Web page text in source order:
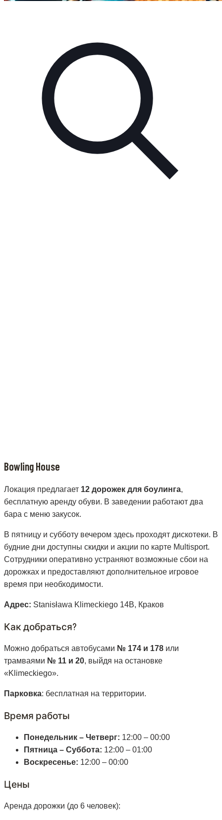
Bowling House
Локация предлагает 12 дорожек для боулинга,
бесплатную аренду обуви. В заведении работают два
бара с меню закусок.
В пятницу и субботу вечером здесь проходят дискотеки. В
будние дни доступны скидки и акции по карте Multisport.
Сотрудники оперативно устраняют возможные сбои на
дорожках и предоставляют дополнительное игровое
время при необходимости.
Адрес: Stanisława Klimeckiego 14B, Краков
Как добраться?
Можно добраться автобусами № 174 и 178 или
трамваями № 11 и 20, выйдя на остановке
«Klimeckiego».
Парковка: бесплатная на территории.
Время работы
Понедельник – Четверг: 12:00 – 00:00
Пятница – Суббота: 12:00 – 01:00
Воскресенье: 12:00 – 00:00
Цены
Аренда дорожки (до 6 человек):